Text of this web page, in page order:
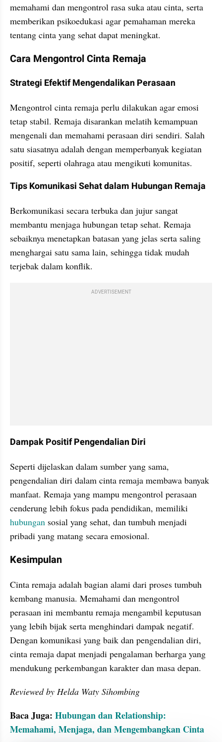
memahami dan mengontrol rasa suka atau cinta, serta
memberikan psikoedukasi agar pemahaman mereka
tentang cinta yang sehat dapat meningkat.
Cara Mengontrol Cinta Remaja
Strategi Efektif Mengendalikan Perasaan
Mengontrol cinta remaja perlu dilakukan agar emosi
tetap stabil. Remaja disarankan melatih kemampuan
mengenali dan memahami perasaan diri sendiri. Salah
satu siasatnya adalah dengan memperbanyak kegiatan
positif, seperti olahraga atau mengikuti komunitas.
Tips Komunikasi Sehat dalam Hubungan Remaja
Berkomunikasi secara terbuka dan jujur sangat
membantu menjaga hubungan tetap sehat. Remaja
sebaiknya menetapkan batasan yang jelas serta saling
menghargai satu sama lain, sehingga tidak mudah
terjebak dalam konflik.
ADVERTISEMENT
Dampak Positif Pengendalian Diri
Seperti dijelaskan dalam sumber yang sama,
pengendalian diri dalam cinta remaja membawa banyak
manfaat. Remaja yang mampu mengontrol perasaan
hubungan sosial yang sehat, dan tumbuh menjadi
pribadi yang matang secara emosional.
Kesimpulan
Cinta remaja adalah bagian alami dari proses tumbuh
kembang manusia. Memahami dan mengontrol
perasaan ini membantu remaja mengambil keputusan
yang lebih bijak serta menghindari dampak negatif.
Dengan komunikasi yang baik dan pengendalian diri,
cinta remaja dapat menjadi pengalaman berharga yang
mendukung perkembangan karakter dan masa depan.
Reviewed by Helda Waty Sihombing
Baca Juga: Hubungan dan Relationship:
Memahami, Menjaga, dan Mengembangkan Cinta